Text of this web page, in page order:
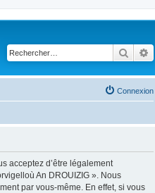
Connexion
acceptez d’être légalement
An DROUIZIG ». Nous
par vous-même. En effet, si vous